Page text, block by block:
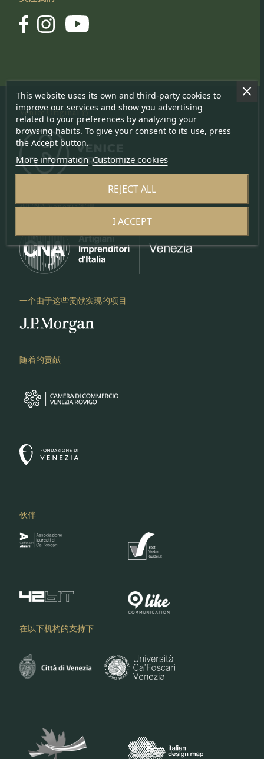
Venice Original ©
被CNA-Venezia实现
一个由于这些贡献实现的项目
随着的贡献
伙伴
在以下机构的支持下
This website uses its own and third-party cookies to
improve our services and show you advertising
related to your preferences by analyzing your
browsing habits. To give your consent to its use, press
the Accept button.
More information Customize cookies
REJECT ALL
I ACCEPT